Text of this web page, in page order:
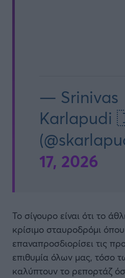
— Srinivas
17, 2026
Το σίγουρο είναι ότι το
κρίσιμο σταυροδρόμι
επαναπροσδιορίσει τις
επιθυμία όλων μας, τόσο
καλύπτουν το ρεπορτάζ